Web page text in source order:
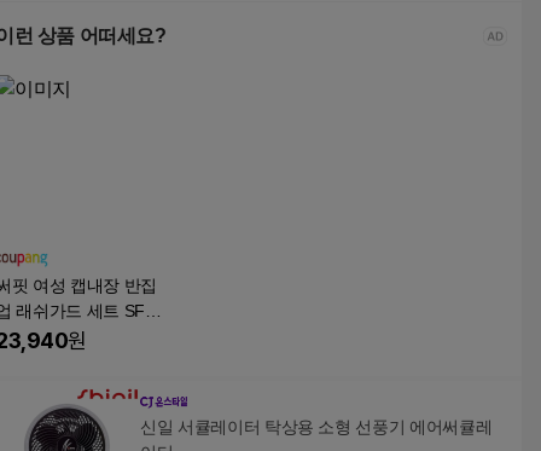
런 상품 어떠세요?
핏 여성 캡내장 반집
래쉬가드 세트 SFR
원
신일 서큘레이터 탁상용 소형 선풍기 에어써큘레